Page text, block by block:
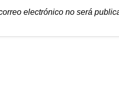
electrónico no será